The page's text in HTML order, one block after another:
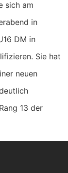
sich am
in
DM in
Sie hat
neuen
13 der